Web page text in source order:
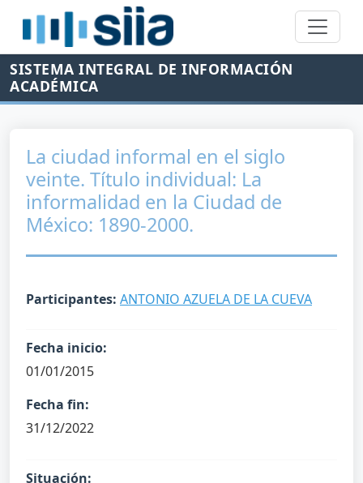
SISTEMA INTEGRAL DE INFORMACIÓN
ACADÉMICA
La ciudad informal en el siglo
veinte. Título individual: La
informalidad en la Ciudad de
México: 1890-2000.
Participantes: ANTONIO AZUELA DE LA CUEVA
Fecha inicio:
01/01/2015
Fecha fin:
31/12/2022
Situación: